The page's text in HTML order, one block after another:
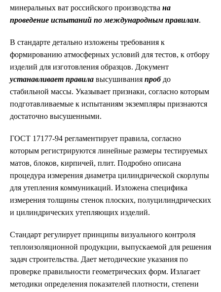
минеральных ват российского производства на
проведение испытаний по международным правилам.
В стандарте детально изложены требования к
формированию атмосферных условий для тестов, к отбору
изделий для изготовления образцов. Документ
устанавливает правила высушивания пробдо
стабильной массы. Указывает признаки, согласно которым
подготавливаемые к испытаниям экземпляры признаются
достаточно высушенными.
ГОСТ 17177-94 регламентирует правила, согласно
которым регистрируются линейные размеры тестируемых
матов, блоков, кирпичей, плит. Подробно описана
процедура измерения диаметра цилиндрической скорлупы
для утепления коммуникаций. Изложена специфика
измерения толщины стенок плоских, полуцилиндрических
и цилиндрических утепляющих изделий.
Стандарт регулирует принципы визуального контроля
теплоизоляционной продукции, выпускаемой для решения
задач строительства. Дает методические указания по
проверке правильности геометрических форм. Излагает
методики определения показателей плотности, степени